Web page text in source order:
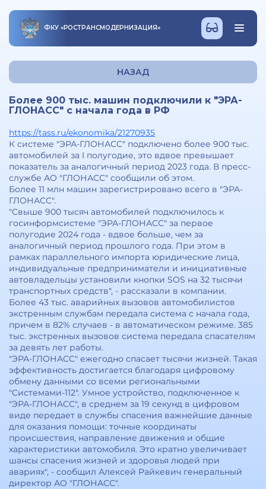
ФКУ «РОСТРАНСМОДЕРНИЗАЦИЯ»
НАЗАД
Более 900 тыс. машин подключили к "ЭРА-
ГЛОНАСС" с начала года в РФ
https://tass.ru/ekonomika/21270935
К системе "ЭРА-ГЛОНАСС" подключено более 900 тыс.
автомобилей за I полугодие, это вдвое превышает
показатель за аналогичный период 2023 года. В пресс-
службе АО "ГЛОНАСС" сообщили об этом.
Более 11 млн машин зарегистрировано всего в "ЭРА-
ГЛОНАСС".
"Свыше 900 тысяч автомобилей подключилось к
госинформсистеме "ЭРА-ГЛОНАСС" за первое
полугодие 2024 года - вдвое больше, чем за
аналогичный период прошлого года. При этом в
рамках параллельного импорта юридические лица,
индивидуальные предприниматели и инициативные
автовладельцы установили кнопки SOS на 32 тысячи
транспортных средств", - рассказали в компании.
Более 43 тыс. аварийных вызовов автомобилистов
экстренным службам передала система с начала года,
причем в 82% случаев - в автоматическом режиме. 385
тыс. экстренных вызовов система передала спасателям
за девять лет работы.
"ЭРА-ГЛОНАСС" ежегодно спасает тысячи жизней. Такая
эффективность достигается благодаря цифровому
обмену данными со всеми региональными
"Системами-112". Умное устройство, подключенное к
"ЭРА-ГЛОНАСС", в среднем за 19 секунд в цифровом
виде передает в службы спасения важнейшие данные
для оказания помощи: точные координаты
происшествия, направление движения и общие
характеристики автомобиля. Это кратно увеличивает
шансы спасения жизней и здоровья людей при
авариях", - сообщил Алексей Райкевич генеральный
директор АО "ГЛОНАСС".